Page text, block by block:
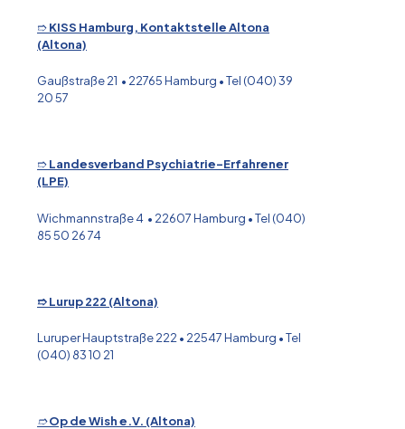
➱KISS Hamburg, Kontaktstelle Altona
(Altona)
Gaußstraße 21 • 22765 Hamburg • Tel (040) 39
20 57
➱Landesverband Psychiatrie-Erfahrener
(LPE)
Wichmannstraße 4 • 22607 Hamburg • Tel (040)
85 50 26 74
➱ Lurup 222 (Altona)
Luruper Hauptstraße 222 • 22547 Hamburg • Tel
(040) 83 10 21
➱Op de Wish e.V. (Altona)